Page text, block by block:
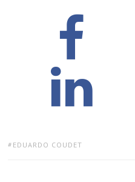
TAGS:
EDUARDO COUDET